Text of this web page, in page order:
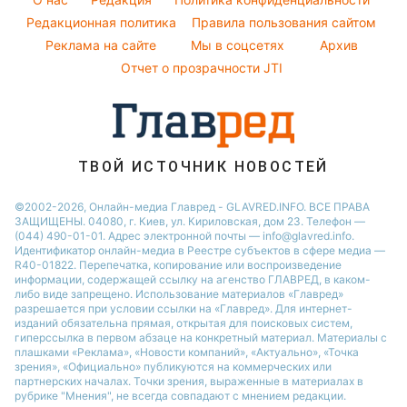
Новости Полтавы
Настя Каменских
Виталий Козловский
София Ротару
Ольга Сумская
Легкие десерты
Напитки
Народные приметы
Все о шоу-бизнесе
Редакционная политика
Правила пользования сайтом
Реклама на сайте
Мы в соцсетях
Архив
Отчет о прозрачности JTI
ТВОЙ ИСТОЧНИК НОВОСТЕЙ
©2002-2026, Онлайн-медиа Главред - GLAVRED.INFO. ВСЕ ПРАВА
ЗАЩИЩЕНЫ. 04080, г. Киев, ул. Кириловская, дом 23. Телефон —
(044) 490-01-01. Адрес электронной почты — info@glavred.info.
Идентификатор онлайн-медиа в Реестре cубъектов в сфере медиа —
R40-01822. Перепечатка, копирование или воспроизведение
информации, содержащей ссылку на агенство ГЛАВРЕД, в каком-
либо виде запрещено. Использование материалов «Главред»
разрешается при условии ссылки на «Главред». Для интернет-
изданий обязательна прямая, открытая для поисковых систем,
гиперссылка в первом абзаце на конкретный материал. Материалы с
плашками «Реклама», «Новости компаний», «Актуально», «Точка
зрения», «Официально» публикуются на коммерческих или
партнерских началах. Точки зрения, выраженные в материалах в
рубрике "Мнения", не всегда совпадают с мнением редакции.